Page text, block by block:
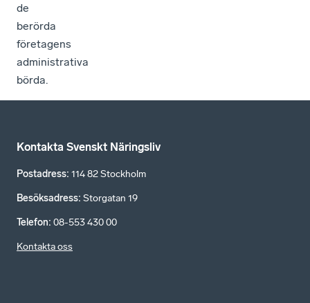
de
berörda
företagens
administrativa
börda.
Kontakta Svenskt Näringsliv
Postadress: 114 82 Stockholm
Besöksadress: Storgatan 19
Telefon: 08-553 430 00
Kontakta oss